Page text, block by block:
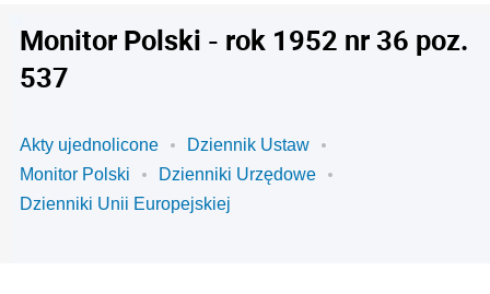
Monitor Polski - rok 1952 nr 36 poz.
537
Akty ujednolicone
Dziennik Ustaw
Monitor Polski
Dzienniki Urzędowe
Dzienniki Unii Europejskiej